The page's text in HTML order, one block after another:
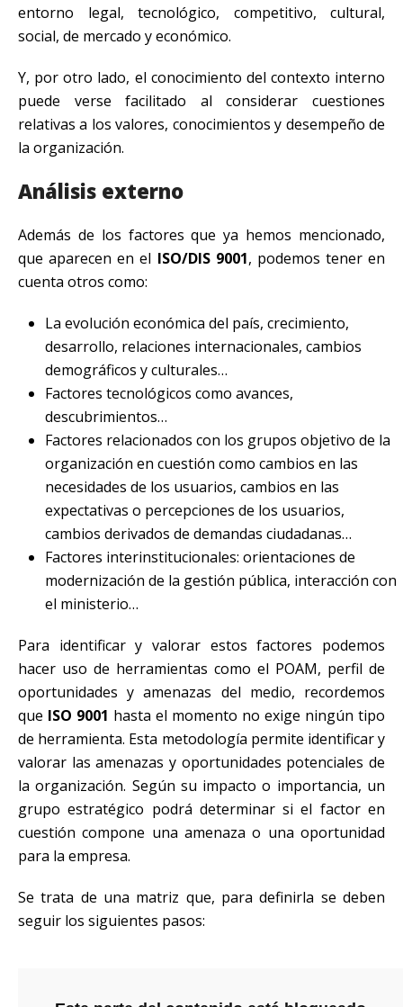
entorno legal, tecnológico, competitivo, cultural,
social, de mercado y económico.
Y, por otro lado, el conocimiento del contexto interno
puede verse facilitado al considerar cuestiones
relativas a los valores, conocimientos y desempeño de
la organización.
Análisis externo
Además de los factores que ya hemos mencionado,
que aparecen en el ISO/DIS 9001, podemos tener en
cuenta otros como:
La evolución económica del país, crecimiento,
desarrollo, relaciones internacionales, cambios
demográficos y culturales…
Factores tecnológicos como avances,
descubrimientos…
Factores relacionados con los grupos objetivo de la
organización en cuestión como cambios en las
necesidades de los usuarios, cambios en las
expectativas o percepciones de los usuarios,
cambios derivados de demandas ciudadanas…
Factores interinstitucionales: orientaciones de
modernización de la gestión pública, interacción con
el ministerio…
Para identificar y valorar estos factores podemos
hacer uso de herramientas como el POAM, perfil de
oportunidades y amenazas del medio, recordemos
que ISO 9001 hasta el momento no exige ningún tipo
de herramienta. Esta metodología permite identificar y
valorar las amenazas y oportunidades potenciales de
la organización. Según su impacto o importancia, un
grupo estratégico podrá determinar si el factor en
cuestión compone una amenaza o una oportunidad
para la empresa.
Se trata de una matriz que, para definirla se deben
seguir los siguientes pasos: